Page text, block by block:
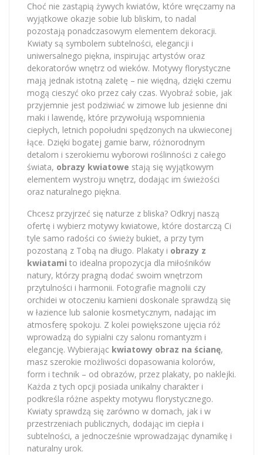
Choć nie zastąpią żywych kwiatów, które wręczamy na
wyjątkowe okazje sobie lub bliskim, to nadal
pozostają ponadczasowym elementem dekoracji.
Kwiaty są symbolem subtelności, elegancji i
uniwersalnego piękna, inspirując artystów oraz
dekoratorów wnętrz od wieków. Motywy florystyczne
mają jednak istotną zaletę – nie więdną, dzięki czemu
mogą cieszyć oko przez cały czas. Wyobraź sobie, jak
przyjemnie jest podziwiać w zimowe lub jesienne dni
maki i lawendę, które przywołują wspomnienia
ciepłych, letnich popołudni spędzonych na ukwieconej
łące. Dzięki bogatej gamie barw, różnorodnym
detalom i szerokiemu wyborowi roślinności z całego
świata, obrazy kwiatowe stają się wyjątkowym
elementem wystroju wnętrz, dodając im świeżości
oraz naturalnego piękna.
Chcesz przyjrzeć się naturze z bliska? Odkryj naszą
ofertę i wybierz motywy kwiatowe, które dostarczą Ci
tyle samo radości co świeży bukiet, a przy tym
pozostaną z Tobą na długo. Plakaty i obrazy z
kwiatami to idealna propozycja dla miłośników
natury, którzy pragną dodać swoim wnętrzom
przytulności i harmonii. Fotografie magnolii czy
orchidei w otoczeniu kamieni doskonale sprawdzą się
w łazience lub salonie kosmetycznym, nadając im
atmosferę spokoju. Z kolei powiększone ujęcia róż
wprowadzą do sypialni czy salonu romantyzm i
elegancję. Wybierając kwiatowy obraz na ścianę,
masz szerokie możliwości dopasowania kolorów,
form i technik – od obrazów, przez plakaty, po naklejki.
Każda z tych opcji posiada unikalny charakter i
podkreśla różne aspekty motywu florystycznego.
Kwiaty sprawdzą się zarówno w domach, jak i w
przestrzeniach publicznych, dodając im ciepła i
subtelności, a jednocześnie wprowadzając dynamikę i
naturalny urok.